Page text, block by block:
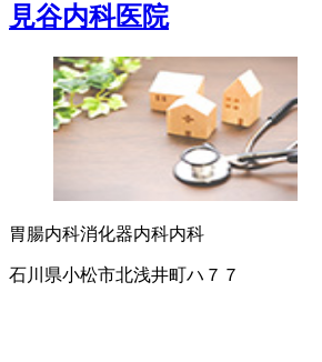
見谷内科医院
胃腸内科消化器内科内科
石川県小松市北浅井町ハ７７